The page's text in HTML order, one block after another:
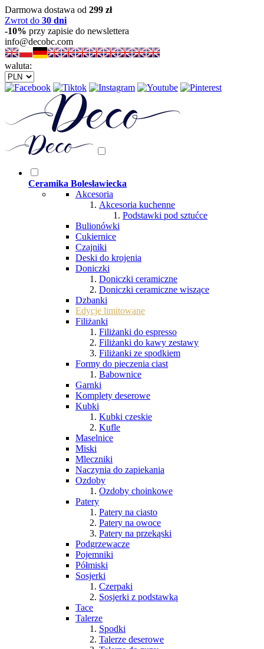
Darmowa dostawa od 299 zł
Zwrot do 30 dni
-10% przy zapisie do newslettera
info@decobc.com
waluta:
Ceramika Bolesławiecka
Akcesoria
Akcesoria kuchenne
Podstawki pod sztućce
Bulionówki
Cukiernice
Czajniki
Deski do krojenia
Doniczki
Doniczki ceramiczne
Doniczki ceramiczne wiszące
Dzbanki
Edycje limitowane
Filiżanki
Filiżanki do espresso
Filiżanki do kawy zestawy
Filiżanki ze spodkiem
Formy do pieczenia ciast
Babownice
Garnki
Komplety deserowe
Kubki
Kubki czeskie
Kufle
Maselnice
Miski
Mleczniki
Naczynia do zapiekania
Ozdoby
Ozdoby choinkowe
Patery
Patery na ciasto
Patery na owoce
Patery na przekąski
Podgrzewacze
Pojemniki
Półmiski
Sosjerki
Czerpaki
Sosjerki z podstawką
Tace
Talerze
Spodki
Talerze deserowe